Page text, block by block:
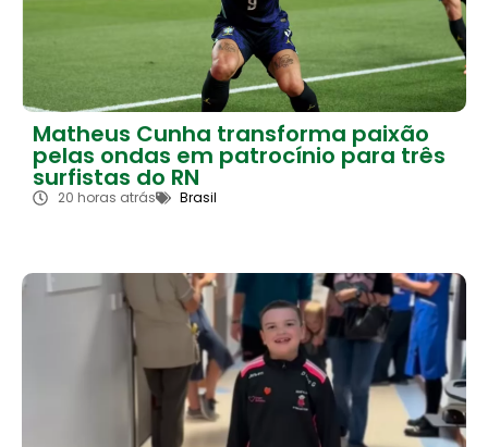
Matheus Cunha transforma paixão
pelas ondas em patrocínio para três
surfistas do RN
20 horas atrás Brasil